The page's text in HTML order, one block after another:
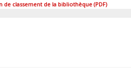
classement de la bibliothèque (PDF)